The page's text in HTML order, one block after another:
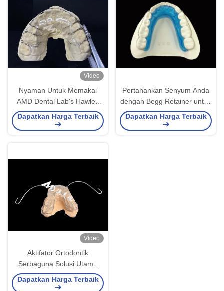
Video
Nyaman Untuk Memakai
AMD Dental Lab's Hawley
Retainer Untuk Ortodontik
yang Aman Dan Sehat
Dapatkan Harga Terbaik
Pertahankan Senyum Anda
dengan Begg Retainer untuk
keselarasan yang sempurna
dan hasil yang tahan lama
Dapatkan Harga Terbaik
Video
Aktifator Ortodontik
Serbaguna Solusi Utama
untuk Perataan dan
Pertumbuhan Rahang
Dapatkan Harga Terbaik